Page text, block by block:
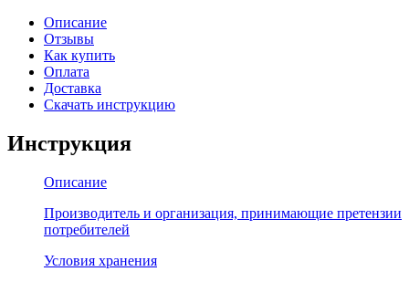
Описание
Отзывы
Как купить
Оплата
Доставка
Скачать инструкцию
Инструкция
Описание
Производитель и организация, принимающие претензии
потребителей
Условия хранения